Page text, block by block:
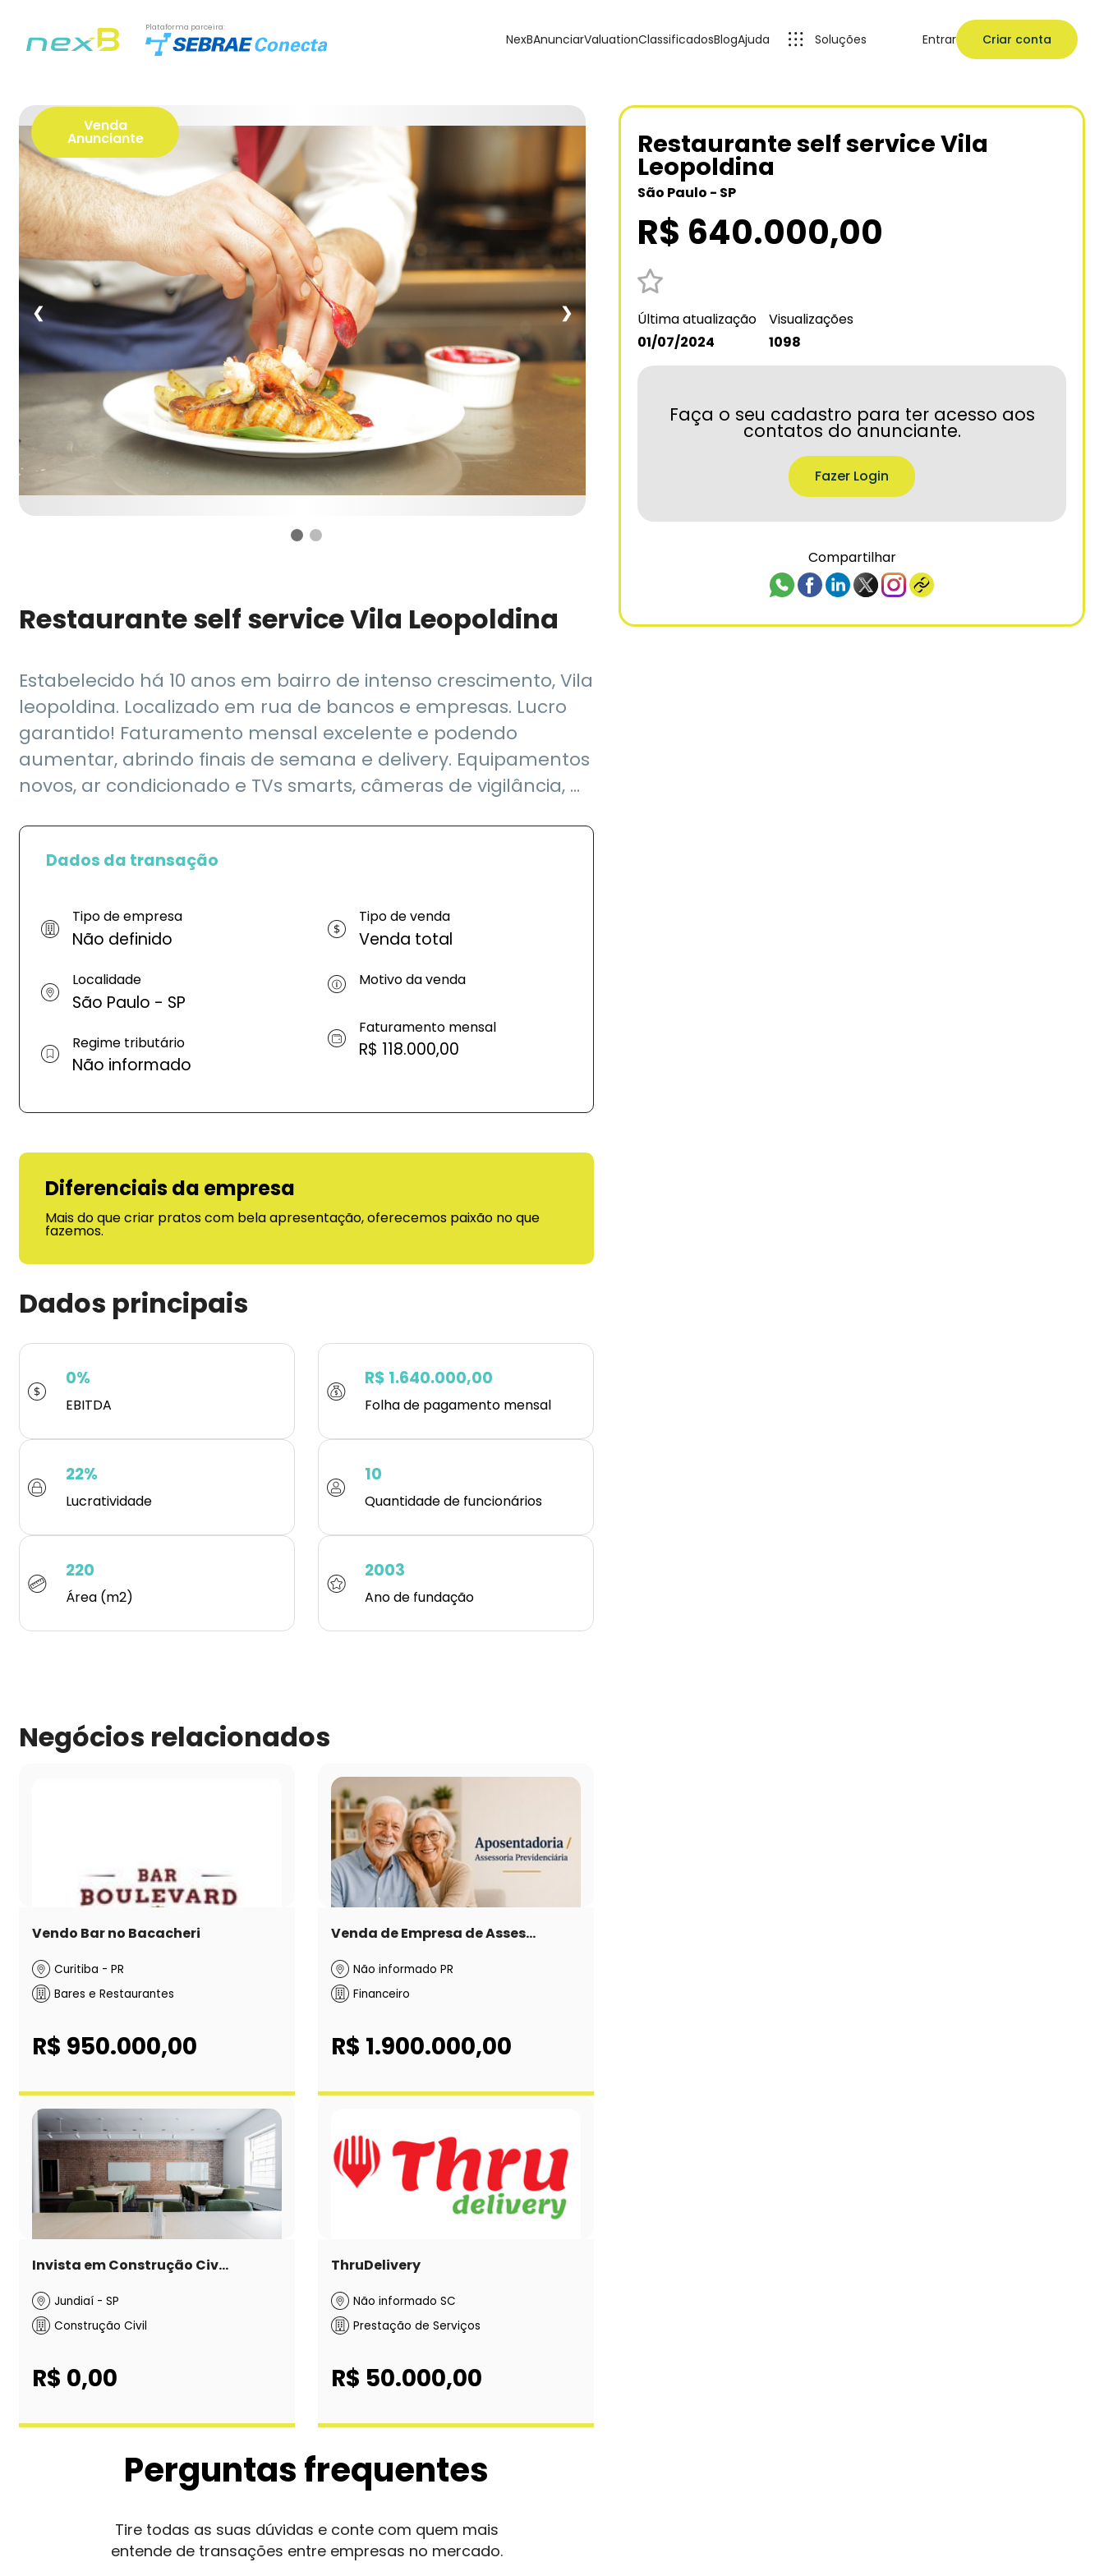
Plataforma parceira:
NexBAnunciarValuationClassificadosBlogAjuda Soluções Entrar Criar conta
Venda
Anunciante
❮ ❯
Restaurante self service Vila
Leopoldina
São Paulo - SP
R$ 640.000,00
Última atualização
01/07/2024
Visualizações
1098
Faça o seu cadastro para ter acesso aos
contatos do anunciante.
Fazer Login
Compartilhar
Restaurante self service Vila Leopoldina
Estabelecido há 10 anos em bairro de intenso crescimento, Vila
leopoldina. Localizado em rua de bancos e empresas. Lucro
garantido! Faturamento mensal excelente e podendo
aumentar, abrindo finais de semana e delivery. Equipamentos
novos, ar condicionado e TVs smarts, câmeras de vigilância, ...
Dados da transação
Tipo de empresa
Não definido
Localidade
São Paulo - SP
Regime tributário
Não informado
Tipo de venda
Venda total
Motivo da venda
Faturamento mensal
R$ 118.000,00
Diferenciais da empresa
Mais do que criar pratos com bela apresentação, oferecemos paixão no que
fazemos.
Dados principais
0%
EBITDA
R$ 1.640.000,00
Folha de pagamento mensal
22%
Lucratividade
10
Quantidade de funcionários
220
Área (m2)
2003
Ano de fundação
Negócios relacionados
Vendo Bar no Bacacheri
Curitiba - PR
Bares e Restaurantes
R$ 950.000,00
Venda de Empresa de Asses...
Não informado PR
Financeiro
R$ 1.900.000,00
Invista em Construção Civ...
Jundiaí - SP
Construção Civil
R$ 0,00
ThruDelivery
Não informado SC
Prestação de Serviços
R$ 50.000,00
Perguntas frequentes
Tire todas as suas dúvidas e conte com quem mais
entende de transações entre empresas no mercado.